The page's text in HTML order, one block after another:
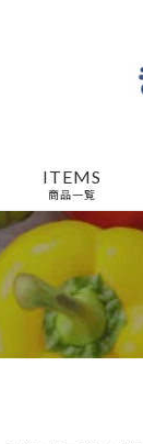
ITEMS
商品一覧